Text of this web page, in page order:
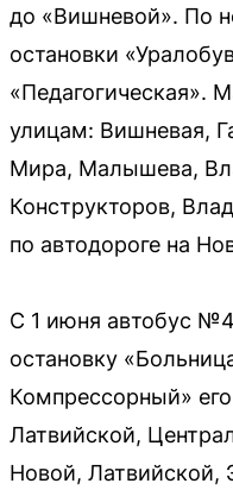
до «Вишневой». По
остановки
«Педагогическая».
улицам: Вишневая,
Мира, Малышева,
Конструкторов,
по автодороге на
С 1 июня автобус
остановку
Компрессорный»
Латвийской,
Новой, Латвийской,